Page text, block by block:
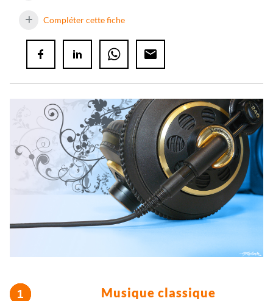
Compléter cette fiche
Musique classique